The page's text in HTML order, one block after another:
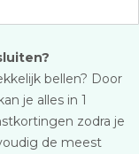
bellen? Door
je alles in 1
zodra je
de meest